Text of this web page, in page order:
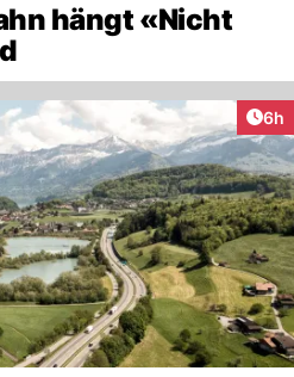
hängt «Nicht
6h